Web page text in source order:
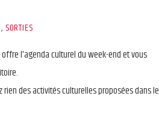
, SORTIES
offre l'agenda culturel du week-end et vous
rien des activités culturelles proposées dans le